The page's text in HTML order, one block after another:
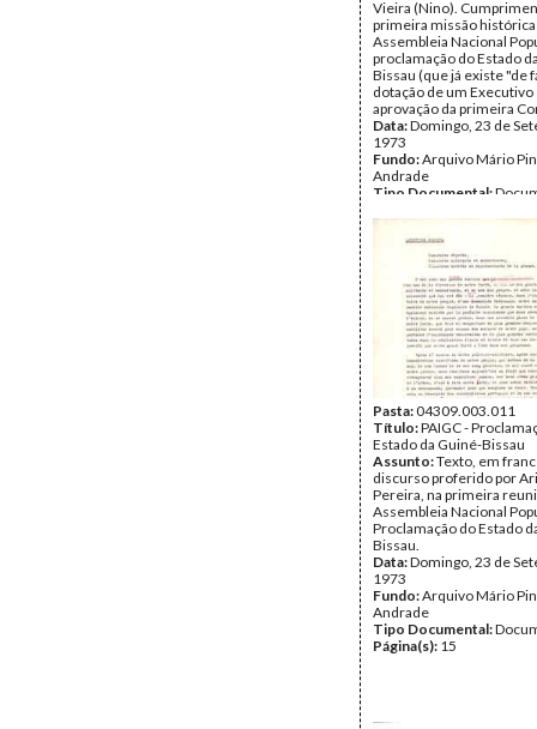
Vieira (Nino).
primeira missão histórica
Assembleia Nacional
proclamação do Estado
Bissau (que já existe "de
dotação de um Executivo
aprovação da primeira
Data:Domingo, 23 de
1973
Fundo:Arquivo Mário
Andrade
Tipo Documental:
Pasta:04309.003.011
Título:PAIGC -
Estado da Guiné-Bissau
Assunto:Texto, em
discurso proferido por
Pereira, na primeira
Assembleia Nacional
Proclamação do Estado
Bissau.
Data:Domingo, 23 de
1973
Fundo:Arquivo Mário
Andrade
Tipo Documental:
Página(s): 15